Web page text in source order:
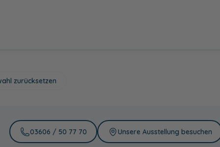
zurücksetzen
03606 / 50 77 70 Unsere Ausstellung besuchen